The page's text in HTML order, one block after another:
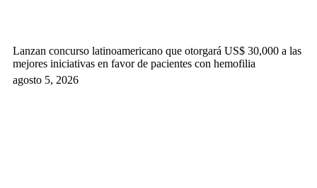
Lanzan concurso latinoamericano que otorgará US$ 30,000 a las
mejores iniciativas en favor de pacientes con hemofilia
agosto 5, 2026